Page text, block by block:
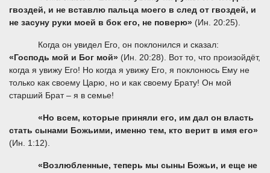
гвоздей, и не вставлю пальца моего в след от гвоздей, и
не засуну руки моей в бок его, не поверю» (Ин. 20:25).
Когда он увидел Его, он поклонился и сказал:
«Господь мой и Бог мой» (Ин. 20:28). Вот то, что произойдёт,
когда я увижу Его! Но когда я увижу Его, я поклонюсь Ему не
только как своему Царю, но и как своему Брату! Он мой
старший Брат – я в семье!
«Но всем, которые приняли его, им дал он власть
стать сынами Божьими, именно тем, кто верит в имя его»
(Ин. 1:12).
«Возлюбленные, теперь мы сыны Божьи, и еще не